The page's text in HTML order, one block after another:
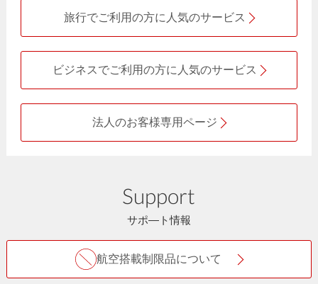
旅行でご利用の方に人気のサービス
ビジネスでご利用の方に人気のサービス
法人のお客様専用ページ
Support
サポ―ト情報
航空搭載制限品について